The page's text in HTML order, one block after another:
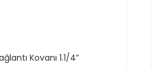
Kovanı 1.1/4”